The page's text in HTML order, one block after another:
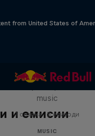
from United States of
и емисии
Diggin' in the Carts
music
1 сезона · 5 епизоди
MUSIC